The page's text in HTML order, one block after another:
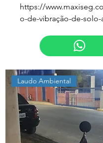
https://
o-de-vibração-de-
Laudo Ambiental